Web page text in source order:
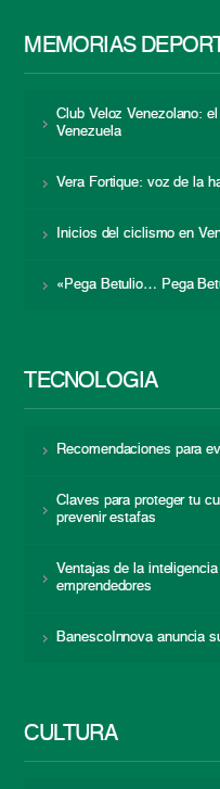
MEMORIAS
Club Veloz Venezolano:
Venezuela
Vera Fortique: voz de la
Inicios del ciclismo en
«Pega Betulio… Pega
TECNOLOGÍA
Recomendaciones para
Claves para proteger tu
prevenir estafas
Ventajas de la
emprendedores
BanescoInnova anuncia
CULTURA